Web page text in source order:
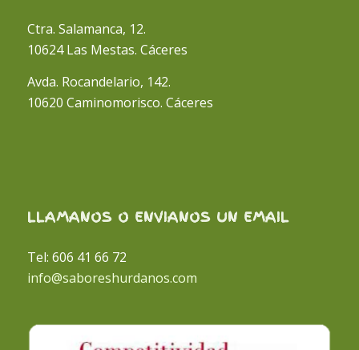
Ctra. Salamanca, 12.
10624 Las Mestas. Cáceres
Avda. Rocandelario, 142.
10620 Caminomorisco. Cáceres
LLAMANOS O ENVIANOS UN EMAIL
Tel: 606 41 66 72
info@saboreshurdanos.com